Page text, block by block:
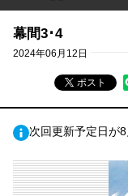
幕間3･4
2024年06月12日
ポスト
次回更新予定日が